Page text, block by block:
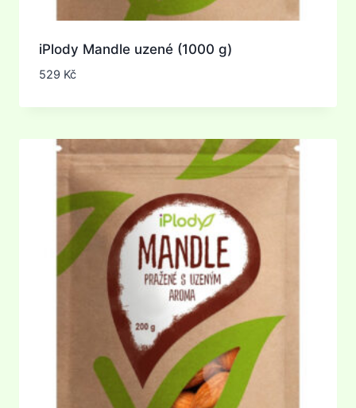
iPlody Mandle uzené (1000 g)
529 Kč